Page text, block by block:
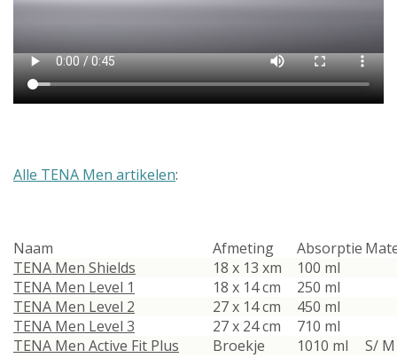
Alle TENA Men artikelen:
Naam Afmeting Absorptie
TENA Men Shields
18 x 13 xm
100 ml
TENA Men Level 1
18 x 14 cm
250 ml
TENA Men Level 2
27 x 14 cm
450 ml
TENA Men Level 3
27 x 24 cm
710 ml
TENA Men Active Fit Plus
Broekje 1010 ml
S/